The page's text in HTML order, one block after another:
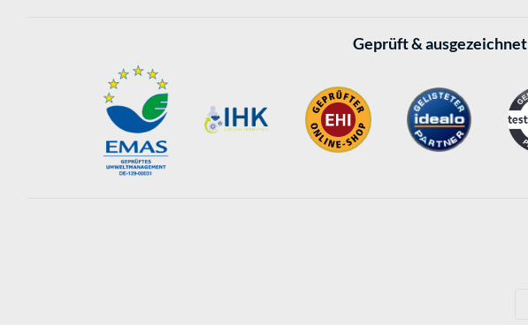
Geprüft & ausgezeichnet